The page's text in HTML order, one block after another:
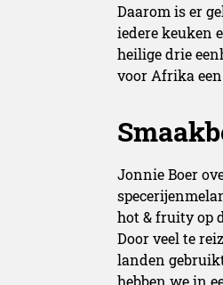
Daarom is er
iedere keuken
heilige drie
voor Afrika
Jonnie Boer
hot & fruity op
Door veel te
landen
hebben we in